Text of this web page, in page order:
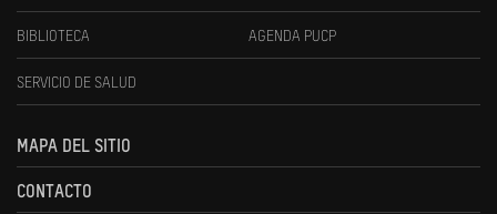
BIBLIOTECA AGENDA PUCP
SERVICIO DE SALUD
MAPA DEL SITIO
CONTACTO